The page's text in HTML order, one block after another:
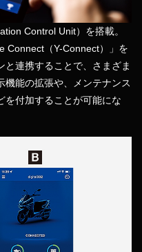
Control Unit）を搭載。
Connect（Y-Connect）」を
と連携することで、さまざま
機能の拡張や、メンテナンス
を付加することが可能にな